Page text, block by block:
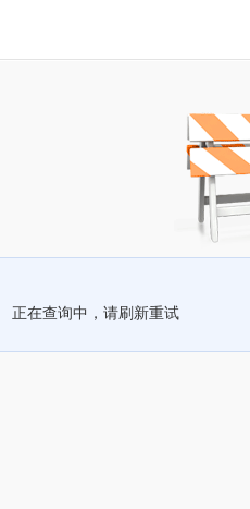
正在查询中，请刷新重试